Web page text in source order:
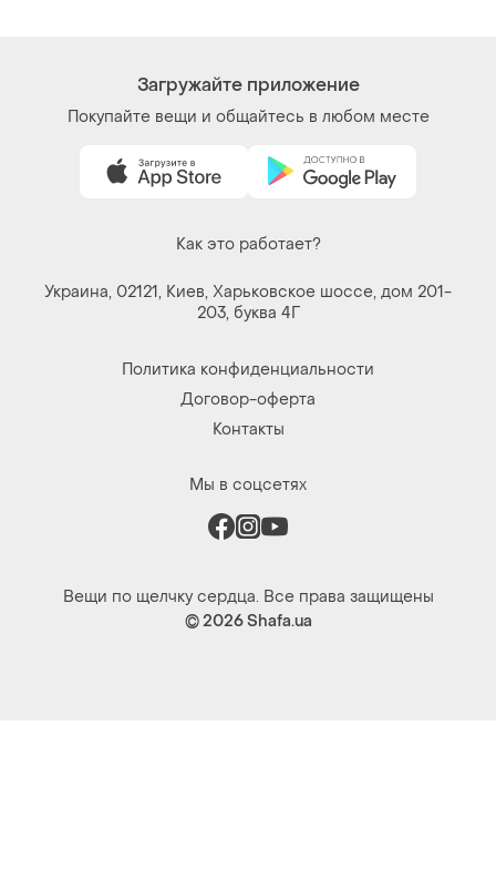
Загружайте приложение
Покупайте вещи и общайтесь в любом месте
Как это работает?
Украина, 02121, Киев, Харьковское шоссе, дом 201-
203, буква 4Г
Политика конфиденциальности
Договор-оферта
Контакты
Мы в соцсетях
Вещи по щелчку сердца. Все права защищены
© 2026Shafa.ua